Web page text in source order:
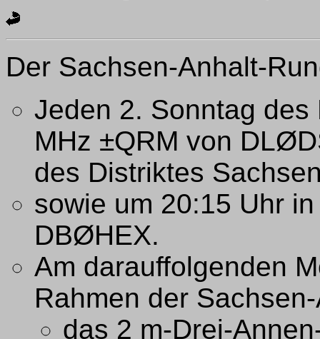
Der Sachsen-Anhalt-
Jeden 2. Sonntag
MHz ±QRM von
des Distriktes
sowie um 20:15 Uhr
DBØHEX.
Am darauffolgenden
Rahmen der
das 2 m-Drei-